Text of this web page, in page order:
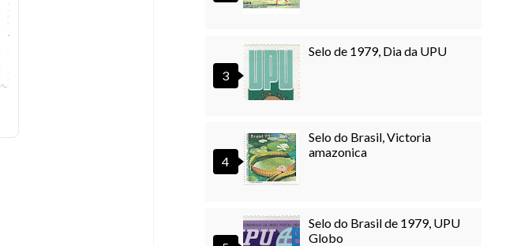
Selo de 1979, Dia da UPU
Selo do Brasil, Victoria
amazonica
Selo do Brasil de 1979, UPU
Globo